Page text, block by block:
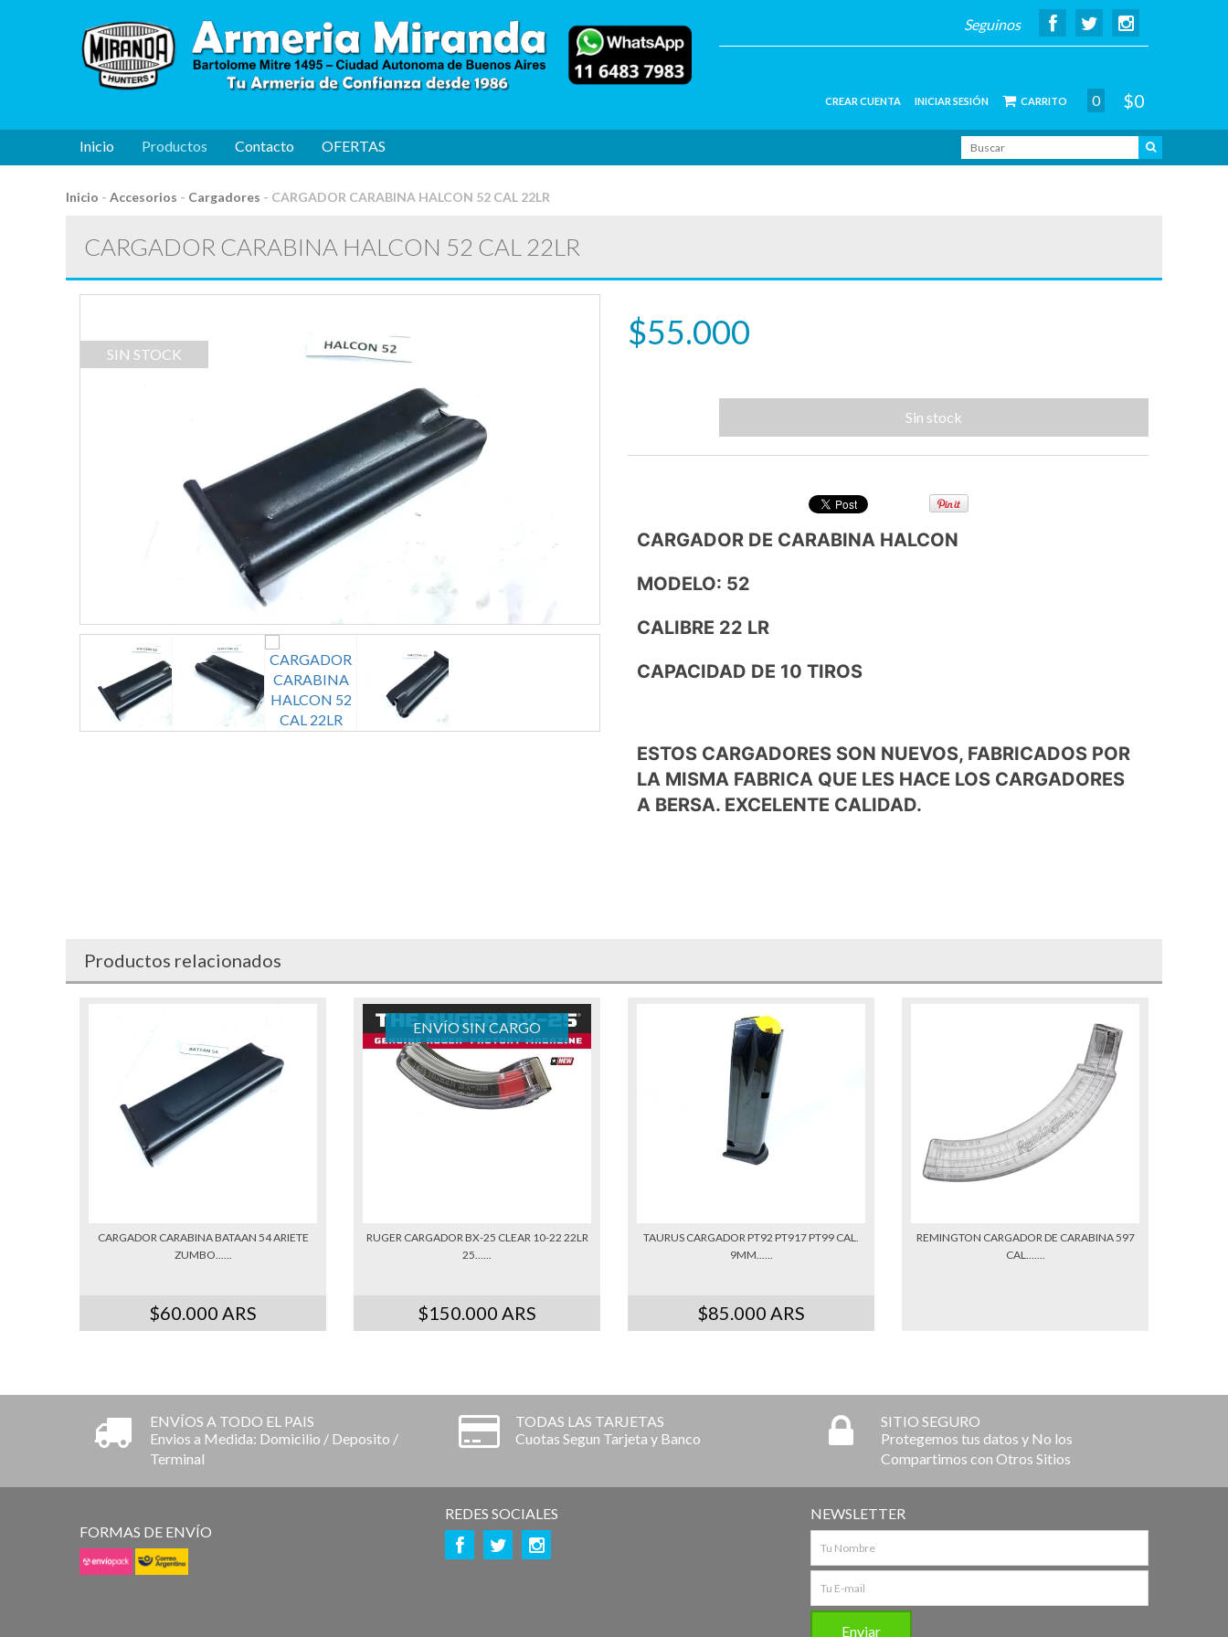
Seguinos
CREAR CUENTA INICIAR SESIÓN CARRITO 0 $0
Inicio Productos Contacto OFERTAS
Inicio - Accesorios - Cargadores - CARGADOR CARABINA HALCON 52 CAL 22LR
CARGADOR CARABINA HALCON 52 CAL 22LR
SIN STOCK
$55.000
CARGADOR DE CARABINA HALCON
MODELO: 52
CALIBRE 22 LR
CAPACIDAD DE 10 TIROS
ESTOS CARGADORES SON NUEVOS, FABRICADOS POR
LA MISMA FABRICA QUE LES HACE LOS CARGADORES
A BERSA. EXCELENTE CALIDAD.
Productos relacionados
CARGADOR CARABINA BATAAN 54 ARIETE
ZUMBO......
$60.000 ARS
ENVÍO SIN CARGO
RUGER CARGADOR BX-25 CLEAR 10-22 22LR
25......
$150.000 ARS
TAURUS CARGADOR PT92 PT917 PT99 CAL.
9MM......
$85.000 ARS
REMINGTON CARGADOR DE CARABINA 597
CAL.......
ENVÍOS A TODO EL PAIS
Envios a Medida: Domicilio / Deposito /
Terminal
TODAS LAS TARJETAS
Cuotas Segun Tarjeta y Banco
SITIO SEGURO
Protegemos tus datos y No los
Compartimos con Otros Sitios
FORMAS DE ENVÍO
REDES SOCIALES NEWSLETTER